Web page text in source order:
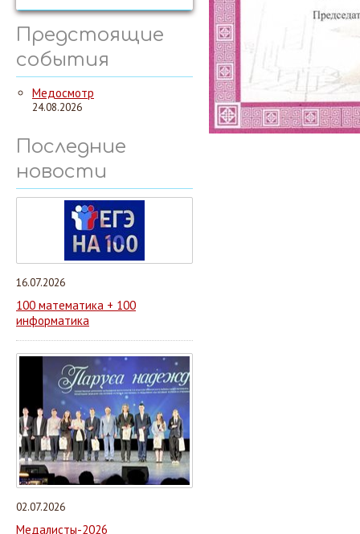
Предстоящие
события
Медосмотр
24.08.2026
Последние
новости
16.07.2026
100 математика + 100
информатика
02.07.2026
Медалисты-2026